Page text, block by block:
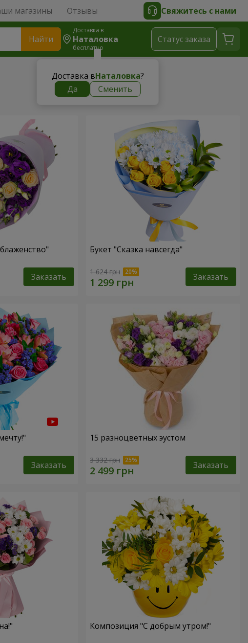
магазины Отзывы Свяжитесь с нами
Найти
Доставка в
Наталовка
бесплатно
Доставка вНаталовка?
Да
Сменить
Cтатус заказа
Заказать
Букет "Сказка навсегда"
1 624 грн Заказать
Заказать
15 разноцветных эустом
3 332 грн Заказать
Композиция "С добрым утром!"